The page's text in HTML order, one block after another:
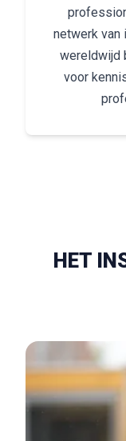
netwerk van
wereldwijd
voor
HET